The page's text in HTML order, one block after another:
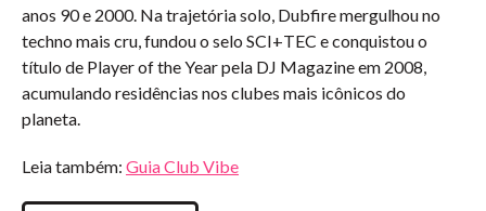
anos 90 e 2000. Na trajetória solo, Dubfire mergulhou no
techno mais cru, fundou o selo SCI+TEC e conquistou o
título de Player of the Year pela DJ Magazine em 2008,
acumulando residências nos clubes mais icônicos do
planeta.
Leia também: Guia Club Vibe